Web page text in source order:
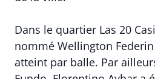
Dans le quartier Las 20
nommé Wellington
atteint par balle. Par